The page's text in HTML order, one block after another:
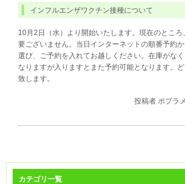
インフルエンザワクチン接種について
10月2日（水）より開始いたします。現在のとこ
要ございません。当日インターネットの順番予約
選び、ご予約を入れてお越しください。在庫がな
なりますが入りますとまた予約可能となります。
致します。
投稿者 ポプラ
カテゴリ一覧